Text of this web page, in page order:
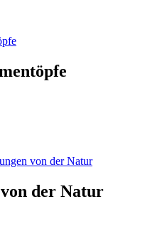
der Natur